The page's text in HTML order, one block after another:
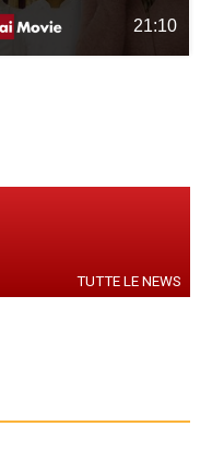
21:10
TUTTE LE NEWS